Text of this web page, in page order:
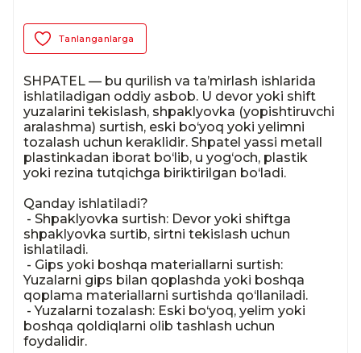
Tanlanganlarga
SHPATEL — bu qurilish va ta’mirlash ishlarida
ishlatiladigan oddiy asbob. U devor yoki shift
yuzalarini tekislash, shpaklyovka (yopishtiruvchi
aralashma) surtish, eski bo‘yoq yoki yelimni
tozalash uchun keraklidir. Shpatel yassi metall
plastinkadan iborat bo‘lib, u yog‘och, plastik
yoki rezina tutqichga biriktirilgan bo‘ladi.
Qanday ishlatiladi?
shpaklyovka surtib, sirtni tekislash uchun
ishlatiladi.
Yuzalarni gips bilan qoplashda yoki boshqa
qoplama materiallarni surtishda qo‘llaniladi.
boshqa qoldiqlarni olib tashlash uchun
foydalidir.